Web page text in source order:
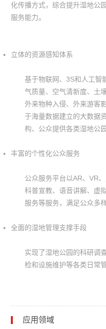
化传播方式，综合提升湿地公
服务能力。
立体的资源感知体系
基于物联网、3S和人工智
气质量、空气清新度、土
外来物种入侵、外来游客
于海量数据建立的大数据
构、公众提供各类湿地公
丰富的个性化公众服务
公众服务平台以AR、VR
科普宣教、语音讲解、虚
服务等服务，满足公众多
全面的湿地管理支撑手段
实现了湿地公园的科研调
检和设施维护等各类日常
应用领域